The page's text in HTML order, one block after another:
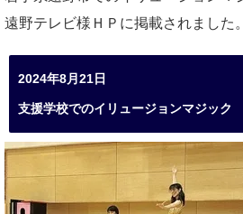
遠野テレビ様ＨＰに掲載されました。
2024年8月21日
支援学校でのイリュージョンマジック